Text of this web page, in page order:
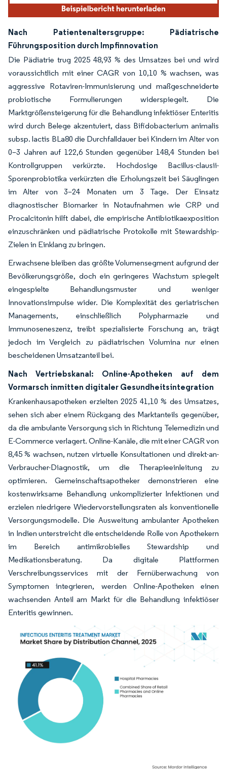
Nach Patientenaltersgruppe: Pädiatrische
Führungsposition durch Impfinnovation
Die Pädiatrie trug 2025 48,93 % des Umsatzes bei und wird
voraussichtlich mit einer CAGR von 10,10 % wachsen, was
aggressive Rotaviren-Immunisierung und maßgeschneiderte
probiotische Formulierungen widerspiegelt. Die
Marktgrößensteigerung für die Behandlung infektiöser Enteritis
wird durch Belege akzentuiert, dass Bifidobacterium animalis
subsp. lactis BLa80 die Durchfalldauer bei Kindern im Alter von
0–3 Jahren auf 122,6 Stunden gegenüber 148,4 Stunden bei
Kontrollgruppen verkürzte. Hochdosige Bacillus-clausii-
Sporenprobiotika verkürzten die Erholungszeit bei Säuglingen
im Alter von 3–24 Monaten um 3 Tage. Der Einsatz
diagnostischer Biomarker in Notaufnahmen wie CRP und
Procalcitonin hilft dabei, die empirische Antibiotikaexposition
einzuschränken und pädiatrische Protokolle mit Stewardship-
Zielen in Einklang zu bringen.
Erwachsene bleiben das größte Volumensegment aufgrund der
Bevölkerungsgröße, doch ein geringeres Wachstum spiegelt
eingespielte Behandlungsmuster und weniger
Innovationsimpulse wider. Die Komplexität des geriatrischen
Managements, einschließlich Polypharmazie und
Immunoseneszenz, treibt spezialisierte Forschung an, trägt
jedoch im Vergleich zu pädiatrischen Volumina nur einen
bescheidenen Umsatzanteil bei.
Nach Vertriebskanal: Online-Apotheken auf dem
Vormarsch inmitten digitaler Gesundheitsintegration
Krankenhausapotheken erzielten 2025 41,10 % des Umsatzes,
sehen sich aber einem Rückgang des Marktanteils gegenüber,
da die ambulante Versorgung sich in Richtung Telemedizin und
E-Commerce verlagert. Online-Kanäle, die mit einer CAGR von
8,45 % wachsen, nutzen virtuelle Konsultationen und direkt-an-
Verbraucher-Diagnostik, um die Therapieeinleitung zu
optimieren. Gemeinschaftsapotheker demonstrieren eine
kostenwirksame Behandlung unkomplizierter Infektionen und
erzielen niedrigere Wiedervorstellungsraten als konventionelle
Versorgungsmodelle. Die Ausweitung ambulanter Apotheken
in Indien unterstreicht die entscheidende Rolle von Apothekern
im Bereich antimikrobielles Stewardship und
Medikationsberatung. Da digitale Plattformen
Verschreibungsservices mit der Fernüberwachung von
Symptomen integrieren, werden Online-Apotheken einen
wachsenden Anteil am Markt für die Behandlung infektiöser
Enteritis gewinnen.